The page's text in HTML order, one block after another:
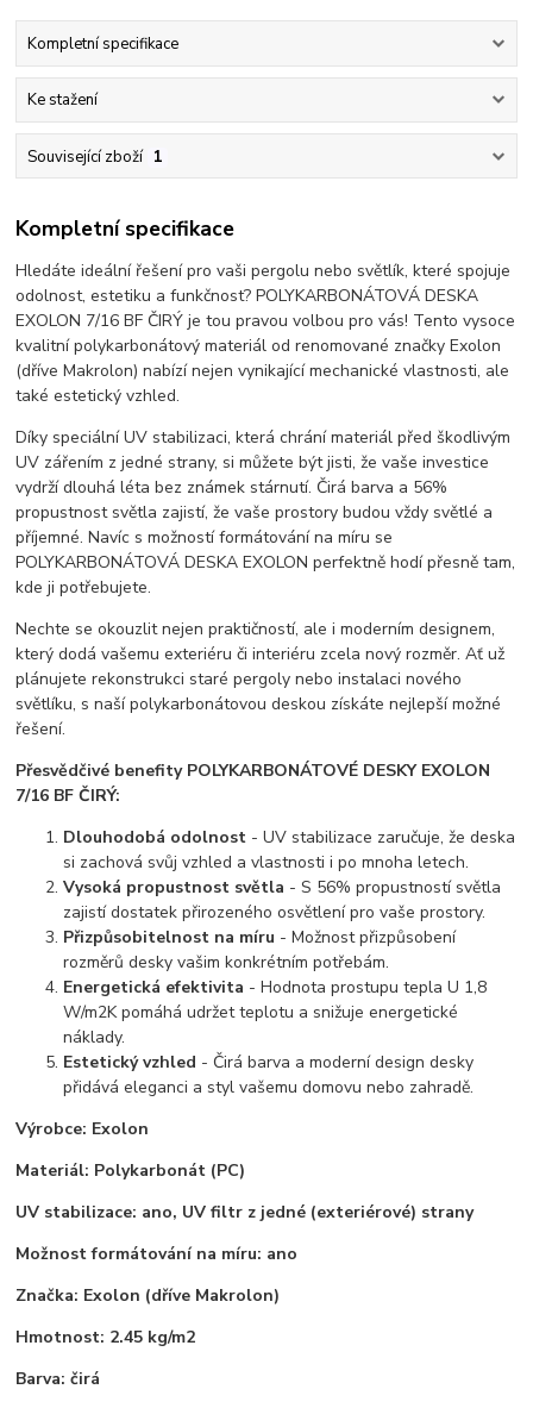
Kompletní specifikace
Ke stažení
Související zboží 1
Kompletní specifikace
Hledáte ideální řešení pro vaši pergolu nebo světlík, které spojuje
odolnost, estetiku a funkčnost? POLYKARBONÁTOVÁ DESKA
EXOLON 7/16 BF ČIRÝ je tou pravou volbou pro vás! Tento vysoce
kvalitní polykarbonátový materiál od renomované značky Exolon
(dříve Makrolon) nabízí nejen vynikající mechanické vlastnosti, ale
také estetický vzhled.
Díky speciální UV stabilizaci, která chrání materiál před škodlivým
UV zářením z jedné strany, si můžete být jisti, že vaše investice
vydrží dlouhá léta bez známek stárnutí. Čirá barva a 56%
propustnost světla zajistí, že vaše prostory budou vždy světlé a
příjemné. Navíc s možností formátování na míru se
POLYKARBONÁTOVÁ DESKA EXOLON perfektně hodí přesně tam,
kde ji potřebujete.
Nechte se okouzlit nejen praktičností, ale i moderním designem,
který dodá vašemu exteriéru či interiéru zcela nový rozměr. Ať už
plánujete rekonstrukci staré pergoly nebo instalaci nového
světlíku, s naší polykarbonátovou deskou získáte nejlepší možné
řešení.
Přesvědčivé benefity POLYKARBONÁTOVÉ DESKY EXOLON
7/16 BF ČIRÝ:
Dlouhodobá odolnost - UV stabilizace zaručuje, že deska
si zachová svůj vzhled a vlastnosti i po mnoha letech.
Vysoká propustnost světla - S 56% propustností světla
zajistí dostatek přirozeného osvětlení pro vaše prostory.
Přizpůsobitelnost na míru - Možnost přizpůsobení
rozměrů desky vašim konkrétním potřebám.
Energetická efektivita - Hodnota prostupu tepla U 1,8
W/m2K pomáhá udržet teplotu a snižuje energetické
náklady.
Estetický vzhled - Čirá barva a moderní design desky
přidává eleganci a styl vašemu domovu nebo zahradě.
Výrobce: Exolon
Materiál: Polykarbonát (PC)
UV stabilizace: ano, UV filtr z jedné (exteriérové) strany
Možnost formátování na míru: ano
Značka: Exolon (dříve Makrolon)
Hmotnost: 2.45 kg/m2
Barva: čirá